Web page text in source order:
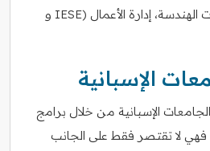
العالمية، خاصة في مجالات الهندسة، إدارة الأعمال (IESE و
الإسبانية
الجامعات الإسبانية من خلال برامج
فهي لا تقتصر فقط على الجانب